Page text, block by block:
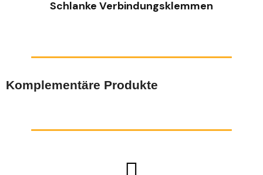
Schlanke Verbindungsklemmen
Komplementäre Produkte